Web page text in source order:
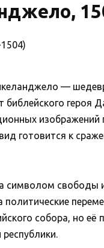
—
библейского героя
готовится к
символом
политические
собора, но её